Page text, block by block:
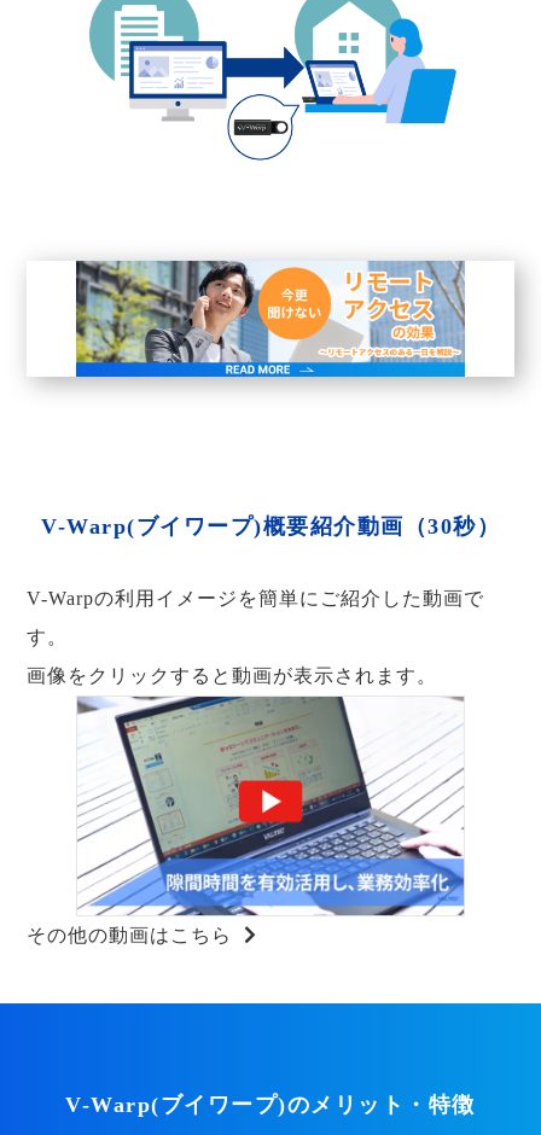
V-Warp(ブイワープ)概要紹介動画（30秒）
V-Warpの利用イメージを簡単にご紹介した動画で
す。
画像をクリックすると動画が表示されます。
その他の動画はこちら
V-Warp(ブイワープ)のメリット・特徴